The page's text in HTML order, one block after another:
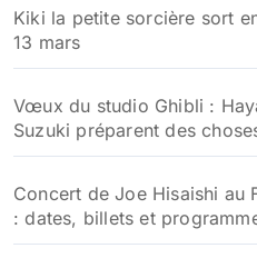
Kiki la petite sorcière sort
13 mars
Vœux du studio Ghibli :
Suzuki préparent des
Concert de Joe Hisaishi au
: dates, billets et